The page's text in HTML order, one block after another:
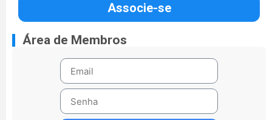
Associe-se
Área de Membros